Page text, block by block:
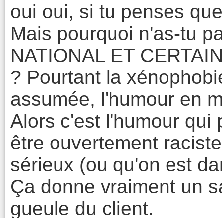
oui oui, si tu penses
Mais pourquoi n'as-tu
NATIONAL ET
? Pourtant la
assumée, l'humour en
Alors c'est l'humour
être ouvertement
sérieux (ou qu'on est
Ça donne vraiment un
gueule du client.